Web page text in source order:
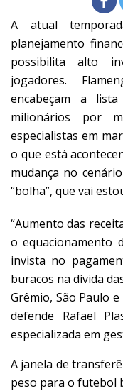
A atual
planejamento
possibilita alto
jogadores.
encabeçam a
milionários por
especialistas em
o que está
mudança no
“bolha”, que vai
“Aumento das
o equacionamento
invista no
buracos na dívida
Grêmio, São Paulo
defende Rafael
especializada em
A janela de
peso para o futebol